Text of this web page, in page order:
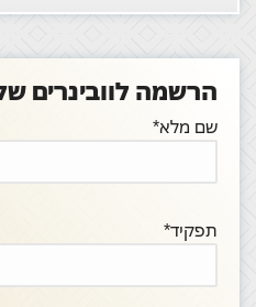
הרשמה לוובינרים
שם מלא*
תפקיד*